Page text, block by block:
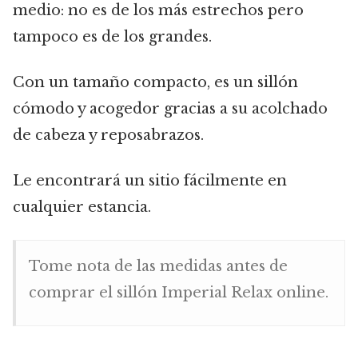
medio: no es de los más estrechos pero
tampoco es de los grandes.
Con un tamaño compacto, es un sillón
cómodo y acogedor gracias a su acolchado
de cabeza y reposabrazos.
Le encontrará un sitio fácilmente en
cualquier estancia.
Tome nota de las medidas antes de
comprar el sillón Imperial Relax online.